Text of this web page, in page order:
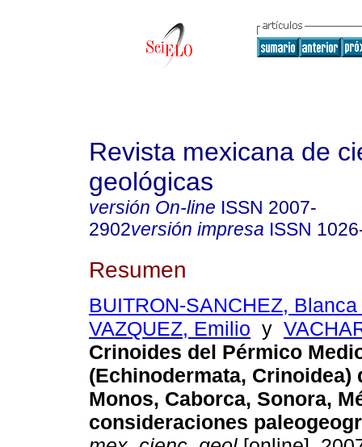
Revista mexicana de
geológicas
versión On-line ISSN 2007-
2902versión impresa ISSN
Resumen
BUITRON-SANCHEZ, Blanca
VAZQUEZ, Emilio y
Crinoides del Pérmico
(Echinodermata, Crinoidea)
Monos, Caborca, Sonora,
consideraciones